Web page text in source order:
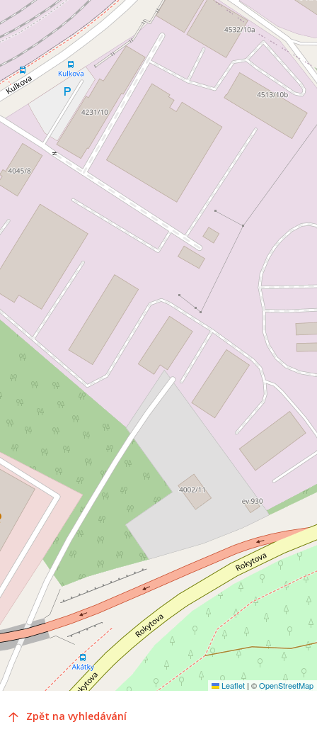
Leaflet | ©OpenStreetMap
Zpět na vyhledávání